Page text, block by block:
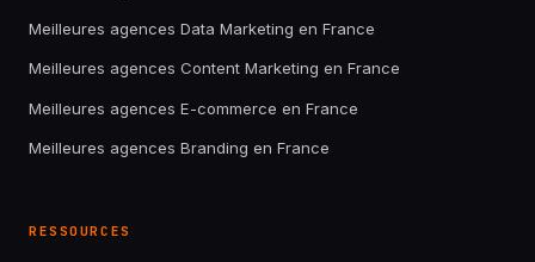
Meilleures agences Data Marketing en France
Meilleures agences Content Marketing en France
Meilleures agences E-commerce en France
Meilleures agences Branding en France
RESSOURCES